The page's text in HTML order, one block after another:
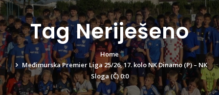
Tag Neriješeno
Home
Međimurska Premier Liga 25/26, 17. kolo NK Dinamo (P) – NK
Sloga (Č) 0:0